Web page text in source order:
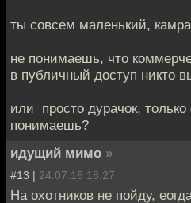
ты совсем маленький,
не понимаешь, что
в публичный доступ никто
или просто дурачок, только
понимаешь?
идущий мимо »
#13 | 24.07.16 18:27
На охотников не пойду,